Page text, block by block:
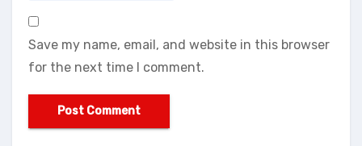
Save my name, email, and website in this browser
for the next time I comment.